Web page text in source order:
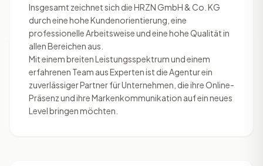
Insgesamt zeichnet sich die HRZN GmbH & Co. KG
durch eine hohe Kundenorientierung, eine
professionelle Arbeitsweise und eine hohe Qualität in
allen Bereichen aus.
Mit einem breiten Leistungsspektrum und einem
erfahrenen Team aus Experten ist die Agentur ein
zuverlässiger Partner für Unternehmen, die ihre Online-
Präsenz und ihre Markenkommunikation auf ein neues
Level bringen möchten.